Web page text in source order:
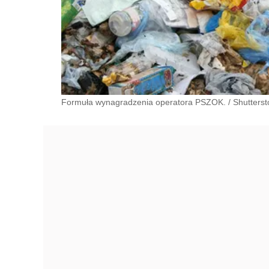
Formuła wynagradzenia operatora PSZOK. /